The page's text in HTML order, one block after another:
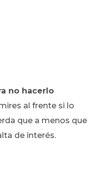
no hacerlo
al frente si lo
que a menos que
de interés.